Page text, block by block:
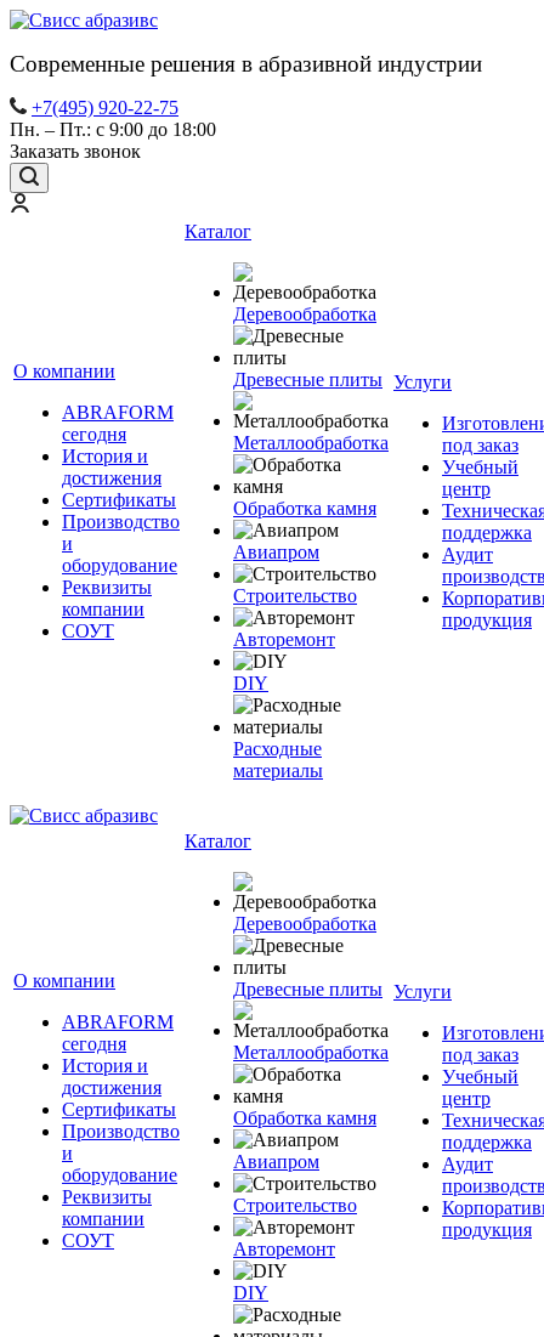
Современные решения в абразивной индустрии
+7(495) 920-22-75
Пн. – Пт.: с 9:00 до 18:00
Заказать звонок
О компании
ABRAFORM
сегодня
История и
достижения
Сертификаты
Производство
и
оборудование
Реквизиты
компании
СОУТ
Каталог
Деревообработка
Древесные плиты
Металлообработка
Обработка камня
Авиапром
Строительство
Авторемонт
DIY
Расходные
материалы
Услуги
под заказ
Учебный
центр
поддержка
Аудит
продукция
О компании
ABRAFORM
сегодня
История и
достижения
Сертификаты
Производство
и
оборудование
Реквизиты
компании
СОУТ
Каталог
Деревообработка
Древесные плиты
Металлообработка
Обработка камня
Авиапром
Строительство
Авторемонт
DIY
Услуги
под заказ
Учебный
центр
поддержка
Аудит
продукция